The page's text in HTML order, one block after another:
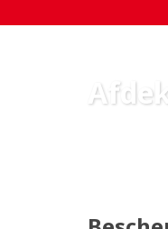
Over MCR